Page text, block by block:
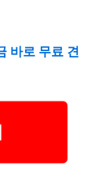
바로 무료 견